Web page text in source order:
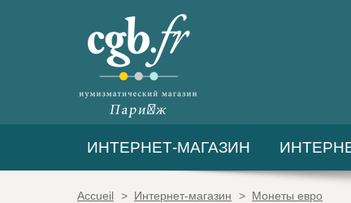
ИНТЕРНЕТ-МАГАЗИН
Accueil > Интернет-магазин > Монеты евро